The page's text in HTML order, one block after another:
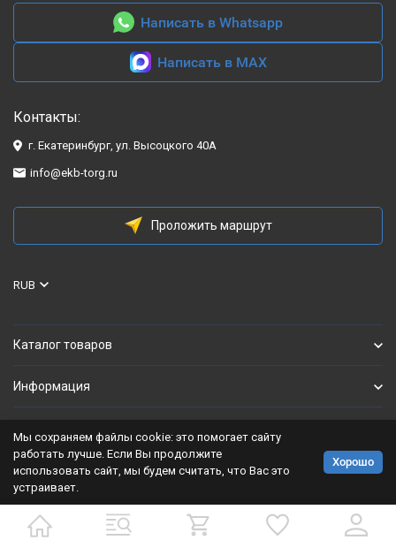
Написать в Whatsapp
Написать в MAX
Контакты:
г. Екатеринбург, ул. Высоцкого 40А
info@ekb-torg.ru
Проложить маршрут
RUB
Каталог товаров
Информация
Политика персональных данных
Разработано вbodysite.ru
Мы сохраняем файлы cookie: это помогает сайту
работать лучше. Если Вы продолжите
использовать сайт, мы будем считать, что Вас это
устраивает.
Хорошо